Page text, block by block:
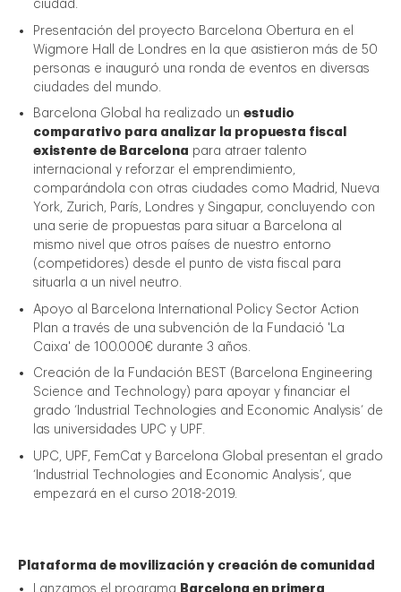
ciudad.
Presentación del proyecto Barcelona Obertura en el
Wigmore Hall de Londres en la que asistieron más de 50
personas e inauguró una ronda de eventos en diversas
ciudades del mundo.
Barcelona Global ha realizado un estudio
comparativo para analizar la propuesta fiscal
existente de Barcelona para atraer talento
internacional y reforzar el emprendimiento,
comparándola con otras ciudades como Madrid, Nueva
York, Zurich, París, Londres y Singapur, concluyendo con
una serie de propuestas para situar a Barcelona al
mismo nivel que otros países de nuestro entorno
(competidores) desde el punto de vista fiscal para
situarla a un nivel neutro.
Apoyo al Barcelona International Policy Sector Action
Plan a través de una subvención de la Fundació 'La
Caixa' de 100.000€ durante 3 años.
Creación de la Fundación BEST (Barcelona Engineering
Science and Technology) para apoyar y financiar el
grado ‘Industrial Technologies and Economic Analysis’ de
las universidades UPC y UPF.
UPC, UPF, FemCat y Barcelona Global presentan el grado
‘Industrial Technologies and Economic Analysis’, que
empezará en el curso 2018-2019.
Plataforma de movilización y creación de comunidad
Lanzamos el programa Barcelona en primera